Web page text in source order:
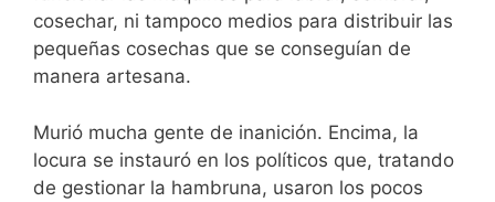
cosechar, ni tampoco medios para distribuir las
pequeñas cosechas que se conseguían de
manera artesana.
Murió mucha gente de inanición. Encima, la
locura se instauró en los políticos que, tratando
de gestionar la hambruna, usaron los pocos